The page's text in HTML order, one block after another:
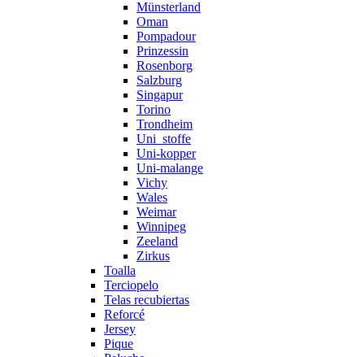
Münsterland
Oman
Pompadour
Prinzessin
Rosenborg
Salzburg
Singapur
Torino
Trondheim
Uni_stoffe
Uni-kopper
Uni-malange
Vichy
Wales
Weimar
Winnipeg
Zeeland
Zirkus
Toalla
Terciopelo
Telas recubiertas
Reforcé
Jersey
Pique